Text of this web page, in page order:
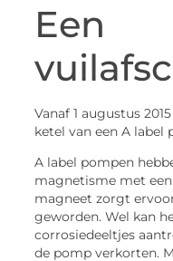
Een
Vanaf 1 augustus
ketel van een A label
A label pompen
magnetisme met
magneet zorgt
geworden. Wel kan
corrosiedeeltjes
de pomp verkorten.